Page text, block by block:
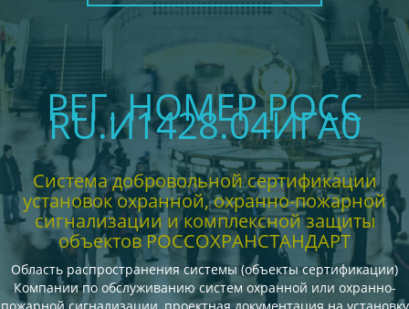
РЕГ. НОМЕР РОСС
RU.И1428.04ИГА0
Система добровольной сертификации
установок охранной, охранно-пожарной
сигнализации и комплексной защиты
объектов РОССОХРАНСТАНДАРТ
Область распространения системы (объекты сертификации)
Компании по обслуживанию систем охранной или охранно-